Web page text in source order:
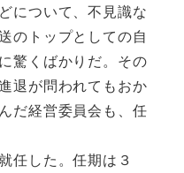
について、不見識な
のトップとしての自
驚くばかりだ。その
退が問われてもおか
だ経営委員会も、任
任した。任期は３